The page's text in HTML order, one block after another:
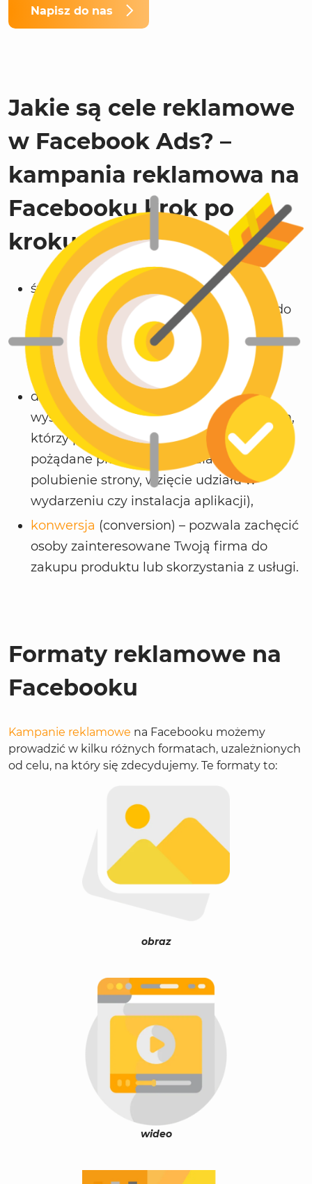
Napisz do nas
Jakie są cele reklamowe
w Facebook Ads? –
kampania reklamowa na
Facebooku krok po
kroku
świadomość (awareness) – pozwala
budować świadomość marki, docierać do
nowych odbiorców i wzbudzać
zainteresowanie, poprzez wyświetlanie
reklamy dużej liczbie użytkowników,
działania (consideration) – pozwala
wyświetlać Twoje reklamy użytkownikom,
którzy prawdopodobnie podejmą
pożądane przez Ciebie działanie (np.
polubienie strony, wzięcie udziału w
wydarzeniu czy instalacja aplikacji),
konwersja (conversion) – pozwala zachęcić
osoby zainteresowane Twoją firma do
zakupu produktu lub skorzystania z usługi.
Formaty reklamowe na
Facebooku
Kampanie reklamowe na Facebooku możemy
prowadzić w kilku różnych formatach, uzależnionych
od celu, na który się zdecydujemy. Te formaty to:
obraz
wideo